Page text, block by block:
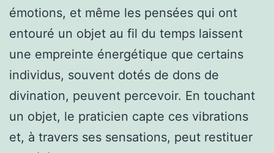
émotions, et même les pensées qui ont
entouré un objet au fil du temps laissent
une empreinte énergétique que certains
individus, souvent dotés de dons de
divination, peuvent percevoir. En touchant
un objet, le praticien capte ces vibrations
et, à travers ses sensations, peut restituer